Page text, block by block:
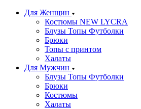
Для Женщин
Костюмы NEW LYCRA
Блузы Топы Футболки
Брюки
Топы с принтом
Халаты
Для Мужчин
Блузы Топы Футболки
Брюки
Костюмы
Халаты